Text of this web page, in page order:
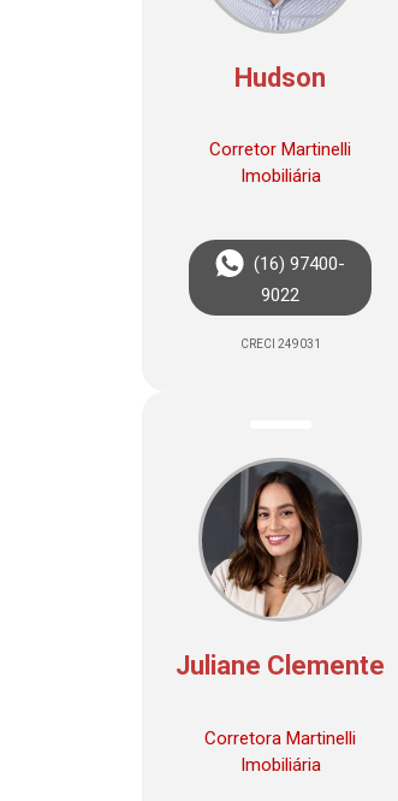
Hudson
Corretor Martinelli
Imobiliária
(16) 97400-
9022
CRECI 249031
Juliane Clemente
Corretora Martinelli
Imobiliária